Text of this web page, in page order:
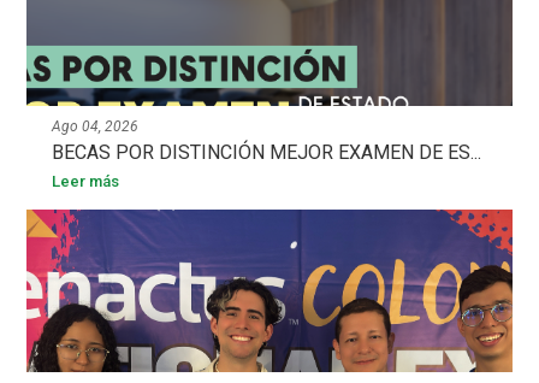
Ago 04, 2026
BECAS POR DISTINCIÓN MEJOR EXAMEN DE ES...
Leer más